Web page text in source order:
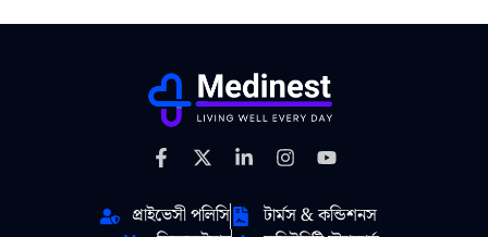
প্রাইভেসী পলিসি
টার্মস & কন্ডিশনস